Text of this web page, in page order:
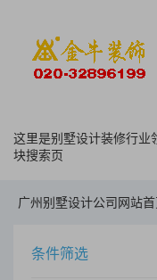
这里是别墅设计装修行业
块搜索页
广州别墅设计公司网站
条件筛选